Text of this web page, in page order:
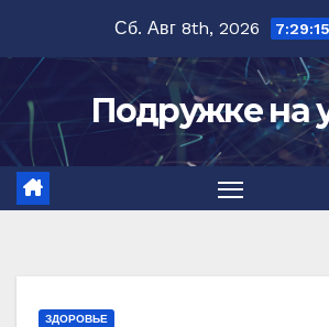
содержимому
Сб. Авг 8th, 2026
Подружке на
ЗДОРОВЬЕ